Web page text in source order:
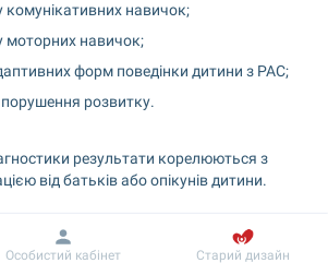
комунікативних навичок;
моторних навичок;
форм поведінки дитини з РАС;
порушення розвитку.
результати корелюються з
від батьків або опікунів дитини.
дозволяють:
дитини до діагностичної групи
Інформація
Особистий кабінет Старий дизайн